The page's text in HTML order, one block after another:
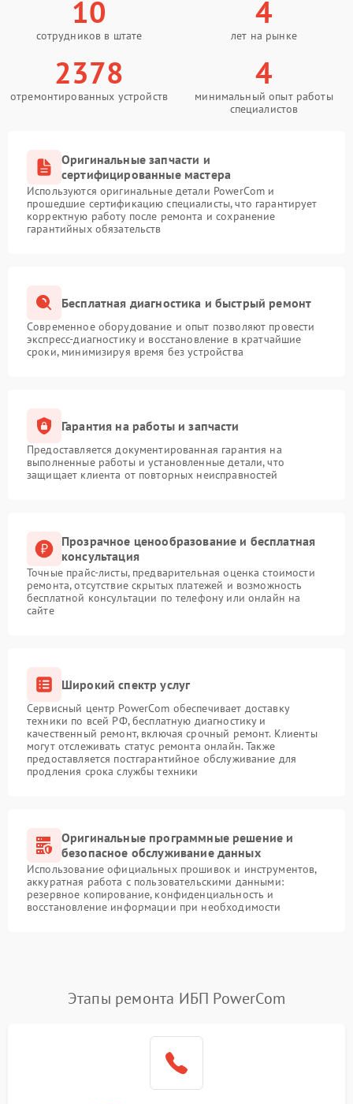
10
сотрудников в штате
4
лет на рынке
2378
отремонтированных устройств
4
минимальный опыт работы
специалистов
Оригинальные запчасти и
сертифицированные мастера
Используются оригинальные детали PowerCom и
прошедшие сертификацию специалисты, что гарантирует
корректную работу после ремонта и сохранение
гарантийных обязательств
Бесплатная диагностика и быстрый ремонт
Современное оборудование и опыт позволяют провести
экспресс-диагностику и восстановление в кратчайшие
сроки, минимизируя время без устройства
Гарантия на работы и запчасти
Предоставляется документированная гарантия на
выполненные работы и установленные детали, что
защищает клиента от повторных неисправностей
Прозрачное ценообразование и бесплатная
консультация
Точные прайс-листы, предварительная оценка стоимости
ремонта, отсутствие скрытых платежей и возможность
бесплатной консультации по телефону или онлайн на
сайте
Широкий спектр услуг
Сервисный центр PowerCom обеспечивает доставку
техники по всей РФ, бесплатную диагностику и
качественный ремонт, включая срочный ремонт. Клиенты
могут отслеживать статус ремонта онлайн. Также
предоставляется постгарантийное обслуживание для
продления срока службы техники
Оригинальные программные решение и
безопасное обслуживание данных
Использование официальных прошивок и инструментов,
аккуратная работа с пользовательскими данными:
резервное копирование, конфиденциальность и
восстановление информации при необходимости
Этапы ремонта ИБП PowerCom